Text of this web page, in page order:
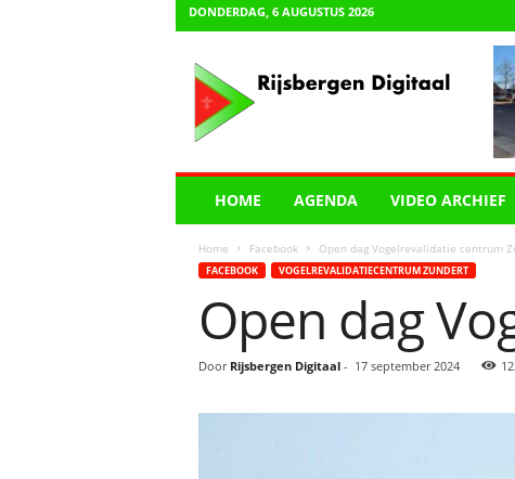
DONDERDAG, 6 AUGUSTUS 2026
HOME AGENDA VIDEO ARCHIEF
Home Facebook Open dag Vogelrevalidatie centrum
FACEBOOK VOGELREVALIDATIECENTRUM ZUNDERT
Open dag
Door Rijsbergen Digitaal- 17 september 2024